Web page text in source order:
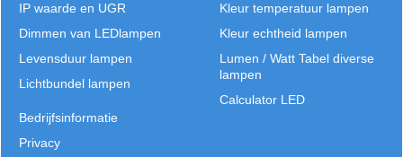
Kleur temperatuur lampen
Kleur echtheid lampen
Lumen / Watt Tabel diverse
lampen
Calculator LED
IP waarde en UGR
Dimmen van LEDlampen
Levensduur lampen
Lichtbundel lampen
Bedrijfsinformatie
Privacy